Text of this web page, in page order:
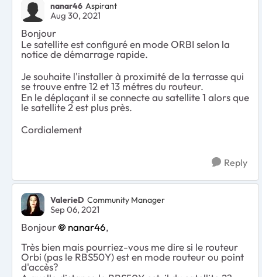
nanar46 Aspirant
Aug 30, 2021
Bonjour
Le satellite est configuré en mode ORBI selon la
notice de démarrage rapide.
Je souhaite l'installer à proximité de la terrasse qui
se trouve entre 12 et 13 métres du routeur.
En le déplaçant il se connecte au satellite 1 alors que
le satellite 2 est plus près.
Cordialement
Reply
ValerieD Community Manager
Sep 06, 2021
Bonjour nanar46,
Très bien mais pourriez-vous me dire si le routeur
Orbi (pas le RBS50Y) est en mode routeur ou point
d'accès?